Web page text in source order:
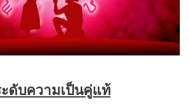
ดับความเป็นคู่แท้